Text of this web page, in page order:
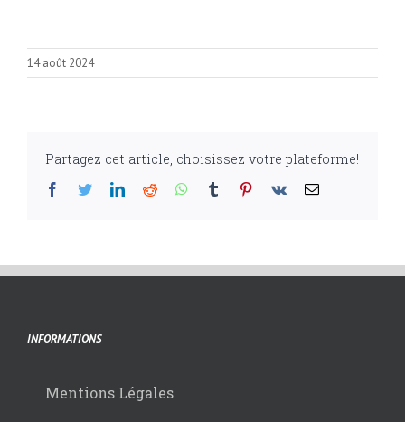
14 août 2024
Partagez cet article, choisissez votre plateforme!
Facebook
TwitterLinkedIn
Reddit WhatsApp
Tumblr Pinterest
Vk Email
INFORMATIONS
Mentions Légales